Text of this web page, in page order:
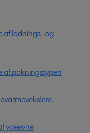
af lodnings- og
af pakningstypen
ydeevne